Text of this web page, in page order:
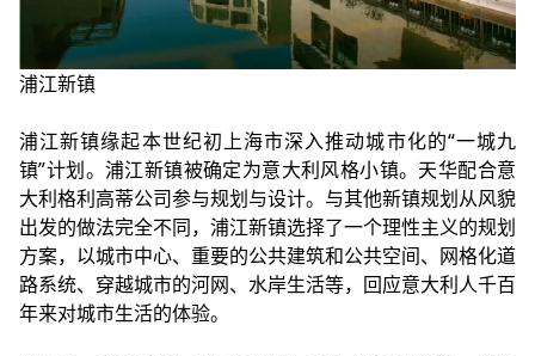
浦江新镇
浦江新镇缘起本世纪初上海市深入推动城市化的“一城九
镇”计划。浦江新镇被确定为意大利风格小镇。天华配合意
大利格利高蒂公司参与规划与设计。与其他新镇规划从风貌
出发的做法完全不同，浦江新镇选择了一个理性主义的规划
方案，以城市中心、重要的公共建筑和公共空间、网格化道
路系统、穿越城市的河网、水岸生活等，回应意大利人千百
年来对城市生活的体验。